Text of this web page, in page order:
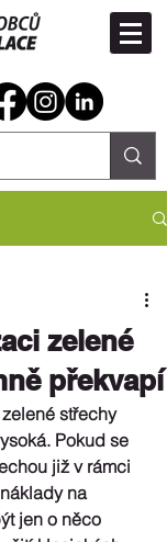
zelené
překvapí
střechy
Pokud se
již v rámci
na
jen o něco